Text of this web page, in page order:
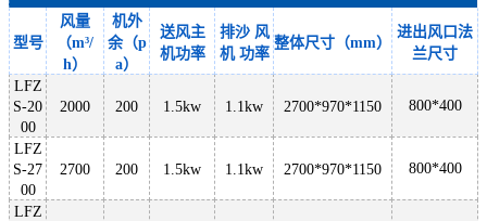
型号
风量
（m³/
h）
机外
余（p
a）
送风主
机功率
排沙 风
机 功率
整体尺寸（mm）
进出风口法
兰尺寸
LFZ
S-20
00
2000 200 1.5kw 1.1kw 2700*970*1150 800*400
LFZ
S-27
00
2700 200 1.5kw 1.1kw 2700*970*1150 800*400
LFZ